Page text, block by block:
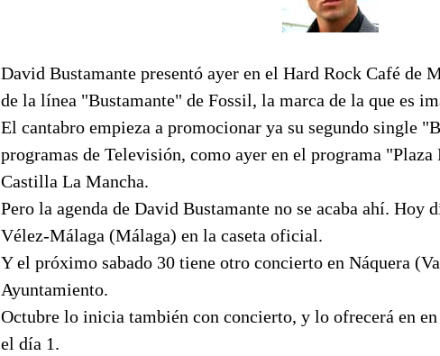
David Bustamante presentó ayer en el Hard Rock Café de
de la línea "Bustamante" de Fossil, la marca de la que es
El cantabro empieza a promocionar ya su segundo single
programas de Televisión, como ayer en el programa
Castilla La Mancha.
Pero la agenda de David Bustamante no se acaba ahí. Hoy
Vélez-Málaga (Málaga) en la caseta oficial.
Y el próximo sabado 30 tiene otro concierto en Náquera
Ayuntamiento.
Octubre lo inicia también con concierto, y lo ofrecerá en
el día 1.